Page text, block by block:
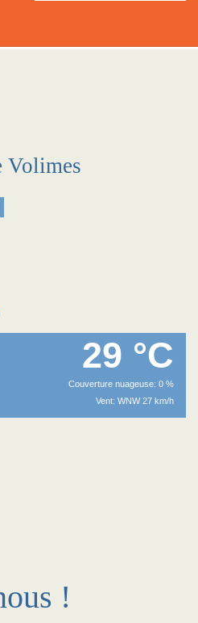
Volimes
29 °C
Couverture nuageuse: 0 %
Vent: WNW 27 km/h
!